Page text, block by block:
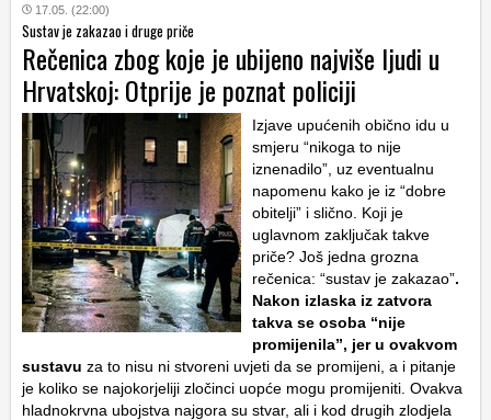
17.05. (22:00)
Sustav je zakazao i druge priče
Rečenica zbog koje je ubijeno najviše ljudi u
Hrvatskoj: Otprije je poznat policiji
Izjave upućenih obično idu u
smjeru “nikoga to nije
iznenadilo”, uz eventualnu
napomenu kako je iz “dobre
obitelji” i slično. Koji je
uglavnom zaključak takve
priče? Još jedna grozna
rečenica: “sustav je zakazao”.
Nakon izlaska iz zatvora
takva se osoba “nije
promijenila”, jer u ovakvom
sustavu za to nisu ni stvoreni uvjeti da se promijeni, a i pitanje
je koliko se najokorjeliji zločinci uopće mogu promijeniti. Ovakva
hladnokrvna ubojstva najgora su stvar, ali i kod drugih zlodjela